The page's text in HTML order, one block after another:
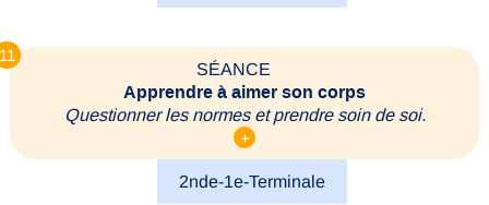
SÉANCE
Apprendre à aimer son corps
Questionner les normes et prendre soin de soi.
+
2nde-1e-Terminale